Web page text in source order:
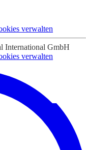
verwalten
International GmbH
verwalten